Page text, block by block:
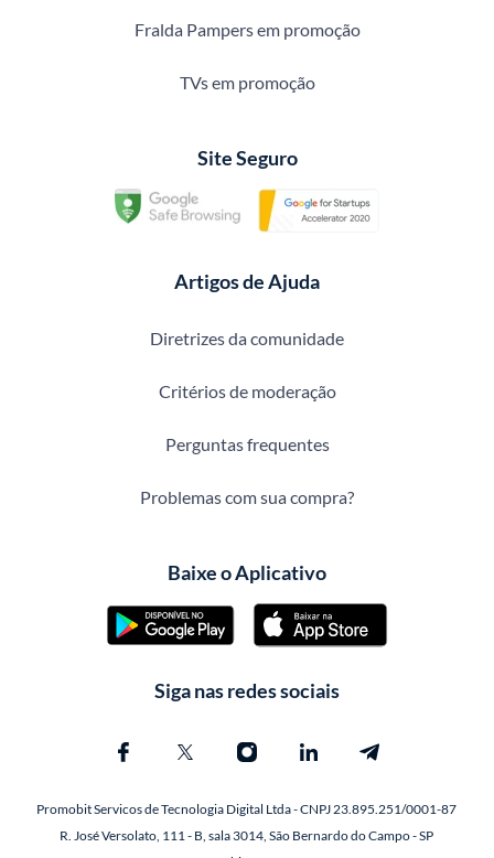
Fralda Pampers em promoção
TVs em promoção
Site Seguro
Artigos de Ajuda
Diretrizes da comunidade
Critérios de moderação
Perguntas frequentes
Problemas com sua compra?
Baixe o Aplicativo
Siga nas redes sociais
Promobit Servicos de Tecnologia Digital Ltda - CNPJ 23.895.251/0001-87
R. José Versolato, 111 - B, sala 3014, São Bernardo do Campo - SP